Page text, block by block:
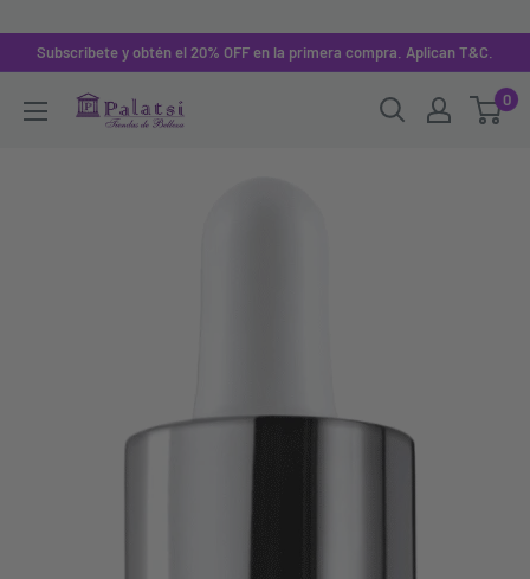
Subscribete y obtén el 20% OFF en la primera compra. Aplican T&C.
0